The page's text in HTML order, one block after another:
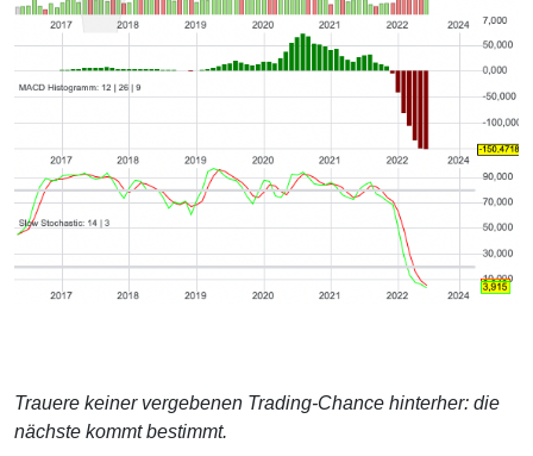
Trauere keiner vergebenen Trading-Chance hinterher: die
nächste kommt bestimmt.